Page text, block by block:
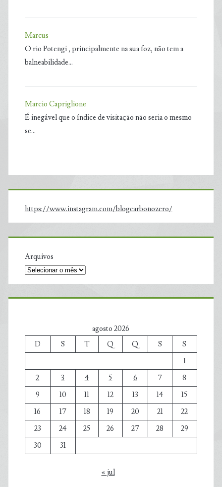
Marcus
O rio Potengi , principalmente na sua foz, não tem a
balneabilidade…
Marcio Capriglione
É inegável que o índice de visitação não seria o mesmo
se…
https://www.instagram.com/blogcarbonozero/
Arquivos
agosto 2026
D
S T Q Q S
S
1
2
3 4 5 6 7
8
9
10 11 12 13 14
15
16
17 18 19 20 21
22
23
24 25 26 27 28
29
30
31
« jul